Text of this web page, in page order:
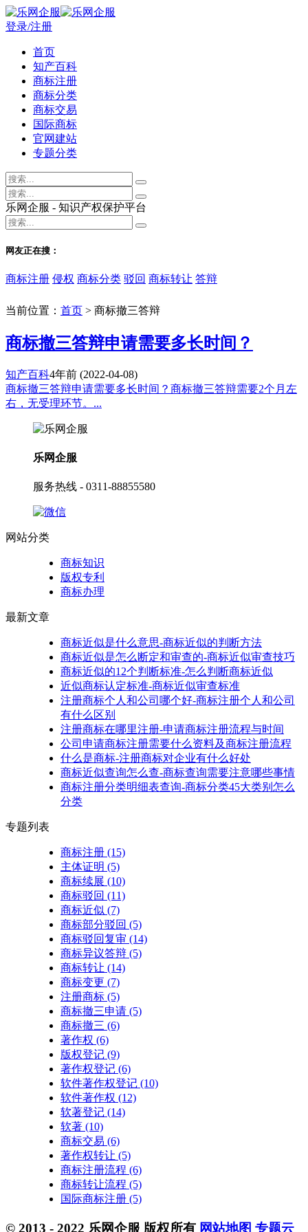
登录/注册
首页
知产百科
商标注册
商标分类
商标交易
国际商标
官网建站
专题分类
乐网企服 - 知识产权保护平台
网友正在搜：
商标注册 侵权 商标分类 驳回 商标转让 答辩
当前位置： 首页 > 商标撤三答辩
商标撤三答辩申请需要多长时间？
知产百科4年前 (2022-04-08)
商标撤三答辩申请需要多长时间？商标撤三答辩需要2个月左
右，无受理环节。...
乐网企服
服务热线 - 0311-88855580
网站分类
商标知识
版权专利
商标办理
最新文章
商标近似是什么意思-商标近似的判断方法
商标近似是怎么断定和审查的-商标近似审查技巧
商标近似的12个判断标准-怎么判断商标近似
近似商标认定标准-商标近似审查标准
注册商标个人和公司哪个好-商标注册个人和公司
有什么区别
注册商标在哪里注册-申请商标注册流程与时间
公司申请商标注册需要什么资料及商标注册流程
什么是商标-注册商标对企业有什么好处
商标近似查询怎么查-商标查询需要注意哪些事情
商标注册分类明细表查询-商标分类45大类别怎么
分类
专题列表
商标注册 (15)
主体证明 (5)
商标续展 (10)
商标驳回 (11)
商标近似 (7)
商标部分驳回 (5)
商标驳回复审 (14)
商标异议答辩 (5)
商标转让 (14)
商标变更 (7)
注册商标 (5)
商标撤三申请 (5)
商标撤三 (6)
著作权 (6)
版权登记 (9)
著作权登记 (6)
软件著作权登记 (10)
软件著作权 (12)
软著登记 (14)
软著 (10)
商标交易 (6)
著作权转让 (5)
商标注册流程 (6)
商标转让流程 (5)
国际商标注册 (5)
© 2013 - 2022 乐网企服 版权所有 网站地图 专题云